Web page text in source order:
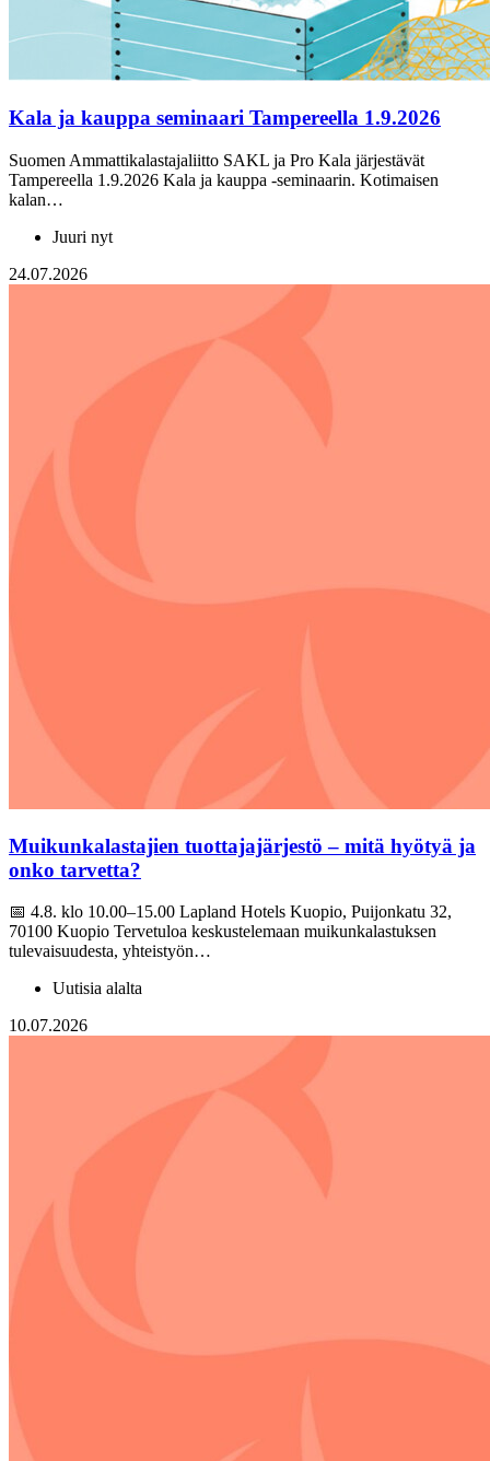
Kala ja kauppa seminaari Tampereella 1.9.2026
Suomen Ammattikalastajaliitto SAKL ja Pro Kala järjestävät
Tampereella 1.9.2026 Kala ja kauppa -seminaarin. Kotimaisen
kalan…
Juuri nyt
24.07.2026
Muikunkalastajien tuottajajärjestö – mitä hyötyä ja
onko tarvetta?
📅 4.8. klo 10.00–15.00 Lapland Hotels Kuopio, Puijonkatu 32,
70100 Kuopio Tervetuloa keskustelemaan muikunkalastuksen
tulevaisuudesta, yhteistyön…
Uutisia alalta
10.07.2026